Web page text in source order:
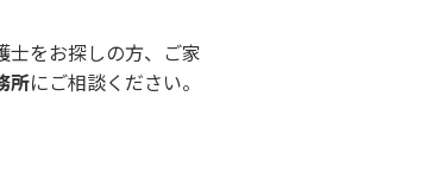
士をお探しの方、ご家
所にご相談ください。